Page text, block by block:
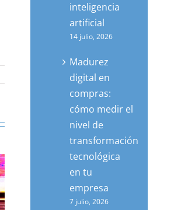
inteligencia
artificial
14 julio, 2026
Madurez
digital en
compras:
cómo medir el
nivel de
transformación
tecnológica
en tu
empresa
7 julio, 2026